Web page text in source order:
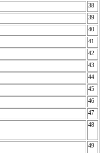
38
39
40
41
42
43
44
45
46
47
48
49